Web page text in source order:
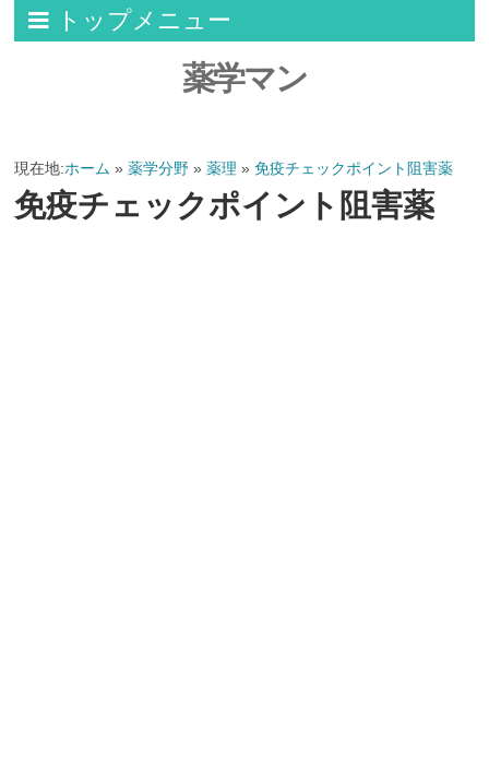
トップメニュー
薬学マン
現在地:ホーム »薬学分野 »薬理 »免疫チェックポイント阻害薬
免疫チェックポイント阻害薬